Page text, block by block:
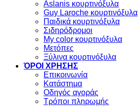
Aslanis κουρτινόξυλα
Guy Laroche κουρτινόξυλα
Παιδικά κουρτινόξυλα
Σιδηρόδρομοι
My color κουρτινόξυλα
Μετόπες
Ξύλινα κουρτινόξυλα
ΌΡΟΙ ΧΡΗΣΗΣ
Επικοινωνία
Κατάστημα
Οδηγός αγοράς
Τρόποι πληρωμής